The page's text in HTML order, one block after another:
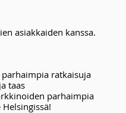
asiakkaiden kanssa.
ratkaisuja
taas
parhaimpia